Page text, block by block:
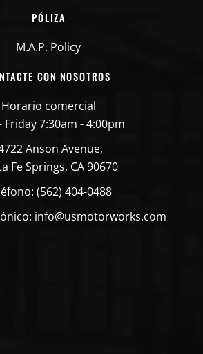
PÓLIZA
M.A.P. Policy
CON NOSOTROS
Horario comercial
Friday 7:30am - 4:00pm
Anson Avenue,
Fe Springs, CA 90670
(562) 404-0488
info@usmotorworks.com